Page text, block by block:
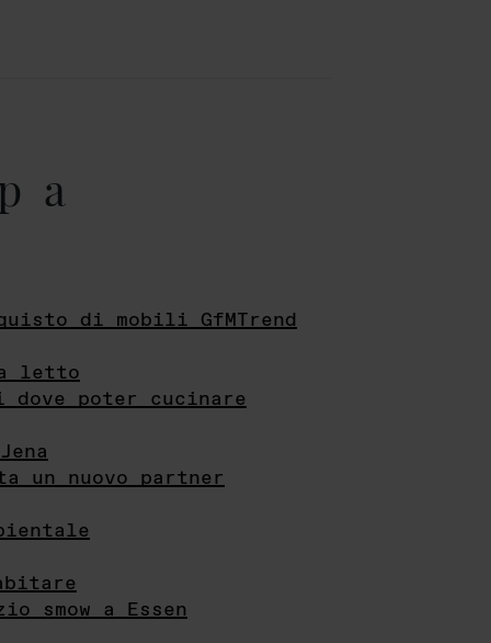
di mobili GfMTrend
letto
dove poter cucinare
un nuovo partner
smow a Essen